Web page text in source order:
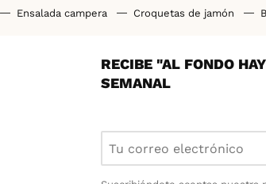
Ensalada campera Croquetas de jamón
RECIBE "AL FONDO
SEMANAL